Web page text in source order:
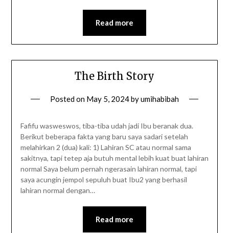
Read more
The Birth Story
Posted on May 5, 2024byumihabibah
Fafifu wasweswos, tiba-tiba udah jadi Ibu beranak dua.
Berikut beberapa fakta yang baru saya sadari setelah
melahirkan 2 (dua) kali: 1) Lahiran SC atau normal sama
sakitnya, tapi tetep aja butuh mental lebih kuat buat lahiran
normal Saya belum pernah ngerasain lahiran normal, tapi
saya acungin jempol sepuluh buat Ibu2 yang berhasil
lahiran normal dengan…
Read more